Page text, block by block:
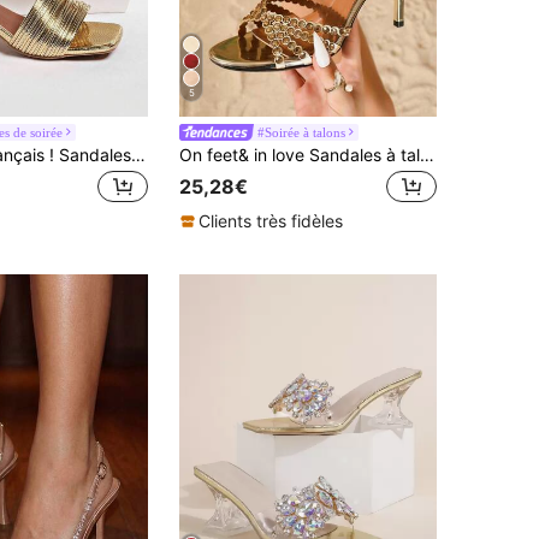
de soirée
Minimaliste français ! Sandales à talons hauts avec bride fine et bout carré, mules d'été pour femmes, talons épais
5
#Soirée à talons
On feet& in love Sandales à talons hauts élégantes et sexy pour femmes avec brides ornées de strass et bout ouvert. Convient pour être assorti avec des robes, tenues de printemps et d'été
25,28€
Clients très fidèles